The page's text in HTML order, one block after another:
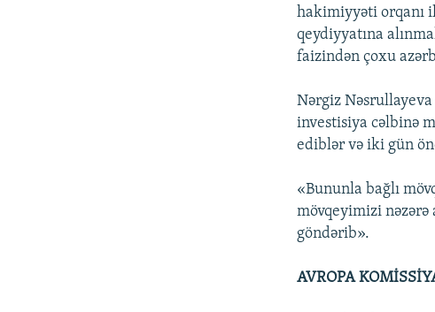
hakimiyyəti orqanı
qeydiyyatına
faizindən çoxu
Nərgiz
investisiya cəlbinə
ediblər və iki gün
«Bununla bağlı
mövqeyimizi
göndərib».
AVROPA